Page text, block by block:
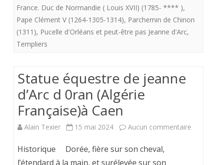
fine.
en
parchemin
France. Duc de Normandie ( Louis XVII) (1785- **** ),
Pape Clément V (1264-1305-1314), Parchemin de Chinon
(1311), Pucelle d'Orléans et peut-être pas Jeanne d'Arc,
Templiers
Statue équestre de jeanne
d’Arc d 0ran (Algérie
Française)à Caen
Alain Texier 15 mai 2024 Aucun commentaire
Historique Dorée, fière sur son cheval,
l’étendard à la main, et surélevée sur son